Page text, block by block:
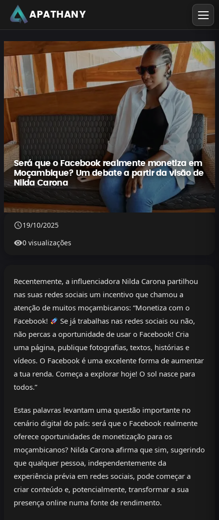
APATHANY
Será que o Facebook realmente monetiza em
Moçambique? Um debate a partir da visão de
Nilda Carona
19/10/2025
0 visualizações
Recentemente, a influenciadora Nilda Carona partilhou
nas suas redes sociais um incentivo que chamou a
atenção de muitos moçambicanos: “Monetiza com o
Facebook!
Se já trabalhas nas redes sociais ou não,
não percas a oportunidade de usar o Facebook! Cria
uma página, publique fotografias, textos, histórias e
vídeos. O Facebook é uma excelente forma de aumentar
a tua renda. Começa a explorar hoje! O sol nasce para
todos.”
Estas palavras levantam uma questão importante no
cenário digital do país: será que o Facebook realmente
oferece oportunidades de monetização para os
moçambicanos? Nilda Carona afirma que sim, sugerindo
que qualquer pessoa, independentemente da
experiência prévia em redes sociais, pode começar a
criar conteúdo e, potencialmente, transformar a sua
presença online numa fonte de rendimento.